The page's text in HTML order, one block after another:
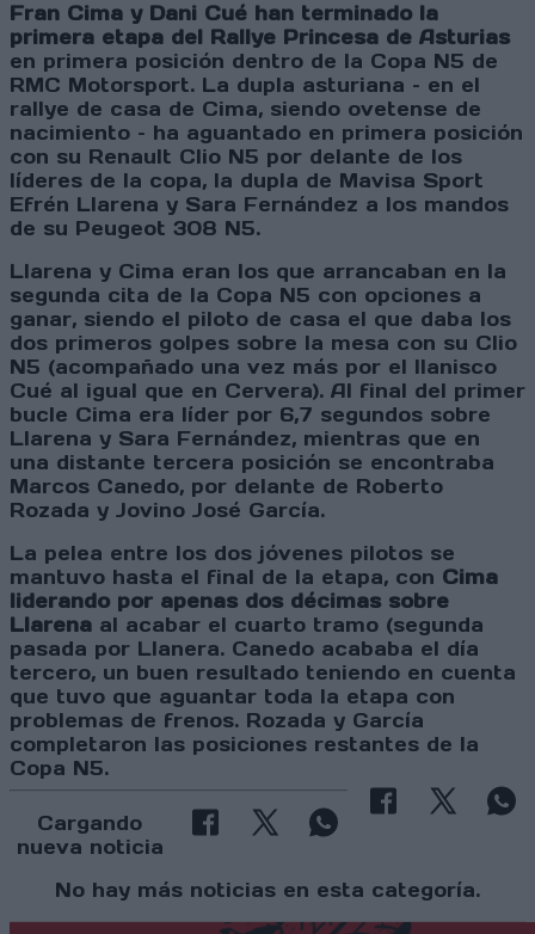
Fran Cima y Dani Cué han terminado la
primera etapa del Rallye Princesa de Asturias
en primera posición dentro de la Copa N5 de
RMC Motorsport. La dupla asturiana – en el
rallye de casa de Cima, siendo ovetense de
nacimiento – ha aguantado en primera posición
con su Renault Clio N5 por delante de los
líderes de la copa, la dupla de Mavisa Sport
Efrén Llarena y Sara Fernández a los mandos
de su Peugeot 308 N5.
Llarena y Cima eran los que arrancaban en la
segunda cita de la Copa N5 con opciones a
ganar, siendo el piloto de casa el que daba los
dos primeros golpes sobre la mesa con su Clio
N5 (acompañado una vez más por el llanisco
Cué al igual que en Cervera). Al final del primer
bucle Cima era líder por 6,7 segundos sobre
Llarena y Sara Fernández, mientras que en
una distante tercera posición se encontraba
Marcos Canedo, por delante de Roberto
Rozada y Jovino José García.
La pelea entre los dos jóvenes pilotos se
mantuvo hasta el final de la etapa, con Cima
liderando por apenas dos décimas sobre
Llarena al acabar el cuarto tramo (segunda
pasada por Llanera. Canedo acababa el día
tercero, un buen resultado teniendo en cuenta
que tuvo que aguantar toda la etapa con
problemas de frenos. Rozada y García
completaron las posiciones restantes de la
Copa N5.
Cargando
nueva noticia
No hay más noticias en esta categoría.